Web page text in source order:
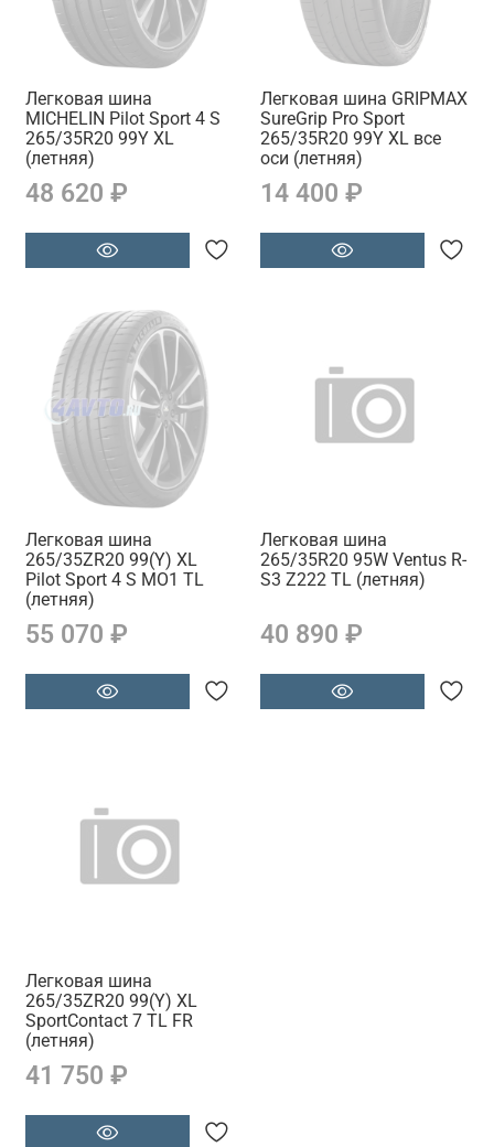
Легковая шина
MICHELIN Pilot Sport 4 S
265/35R20 99Y XL
(летняя)
48 620 ₽
Легковая шина GRIPMAX
SureGrip Pro Sport
265/35R20 99Y XL все
оси (летняя)
14 400 ₽
Легковая шина
265/35ZR20 99(Y) XL
Pilot Sport 4 S MO1 TL
(летняя)
55 070 ₽
Легковая шина
265/35R20 95W Ventus R-
S3 Z222 TL (летняя)
40 890 ₽
Легковая шина
265/35ZR20 99(Y) XL
SportContact 7 TL FR
(летняя)
41 750 ₽